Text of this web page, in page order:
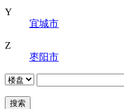
Y
宜城市
Z
枣阳市